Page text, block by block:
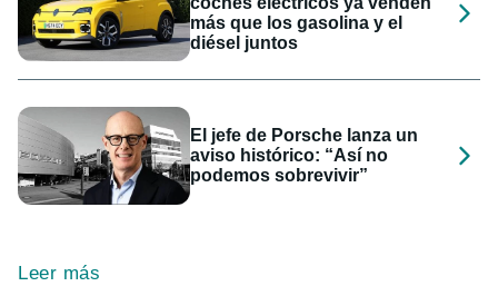
más que los gasolina y el
diésel juntos
El jefe de Porsche lanza un
aviso histórico: “Así no
podemos sobrevivir”
Leer más